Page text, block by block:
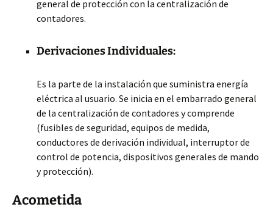
general de protección con la centralización de
contadores.
Derivaciones Individuales:
Es la parte de la instalación que suministra energía
eléctrica al usuario. Se inicia en el embarrado general
de la centralización de contadores y comprende
(fusibles de seguridad, equipos de medida,
conductores de derivación individual, interruptor de
control de potencia, dispositivos generales de mando
y protección).
Acometida